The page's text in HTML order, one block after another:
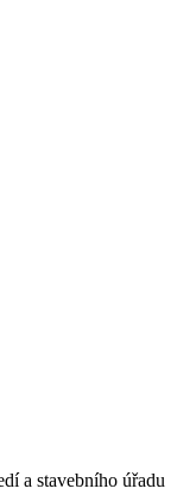
a stavebního úřadu